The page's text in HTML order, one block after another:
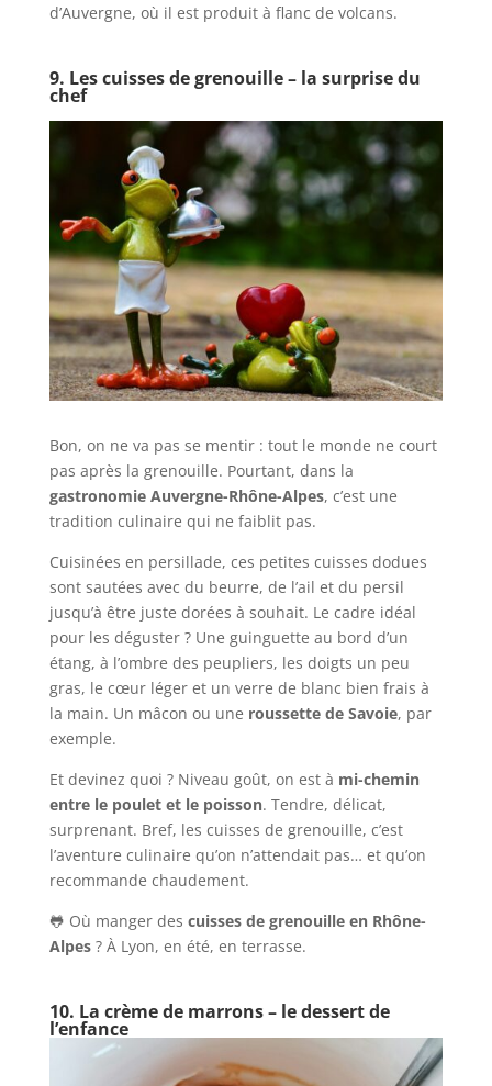
d’Auvergne, où il est produit à flanc de volcans.
9. Les cuisses de grenouille – la surprise du
chef
Bon, on ne va pas se mentir : tout le monde ne court
pas après la grenouille. Pourtant, dans la
gastronomie Auvergne-Rhône-Alpes, c’est une
tradition culinaire qui ne faiblit pas.
Cuisinées en persillade, ces petites cuisses dodues
sont sautées avec du beurre, de l’ail et du persil
jusqu’à être juste dorées à souhait. Le cadre idéal
pour les déguster ? Une guinguette au bord d’un
étang, à l’ombre des peupliers, les doigts un peu
gras, le cœur léger et un verre de blanc bien frais à
la main. Un mâcon ou une roussette de Savoie, par
exemple.
Et devinez quoi ? Niveau goût, on est à mi-chemin
entre le poulet et le poisson. Tendre, délicat,
surprenant. Bref, les cuisses de grenouille, c’est
l’aventure culinaire qu’on n’attendait pas… et qu’on
recommande chaudement.
🐸 Où manger des cuisses de grenouille en Rhône-
Alpes? À Lyon, en été, en terrasse.
10. La crème de marrons – le dessert de
l’enfance